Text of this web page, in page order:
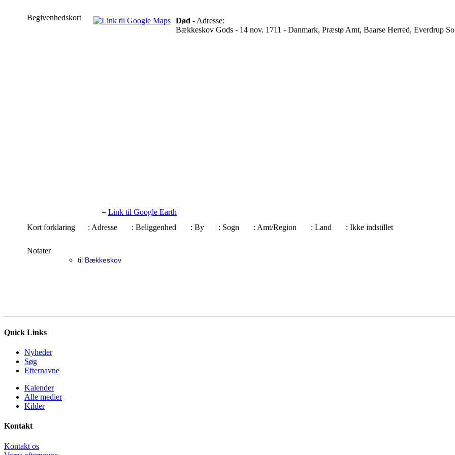
Begivenhedskort Død - Adresse:
Bækkeskov Gods - 14 nov. 1711 - Danmark, Præstø Amt, Baarse Herred, Everdrup
= Link til Google Earth
Kort forklaring
: Adresse : Beliggenhed : By : Sogn : Amt/Region : Land : Ikke indstillet
Notater
til Bækkeskov
Quick Links
Nyheder
Søg
Efternavne
Kalender
Alle medier
Kilder
Kontakt
Kontakt os